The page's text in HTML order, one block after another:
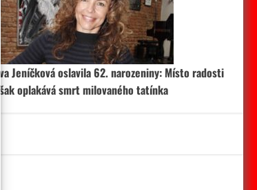
Eva Jeníčková oslavila 62. narozeniny: Místo radosti
však oplakává smrt milovaného tatínka